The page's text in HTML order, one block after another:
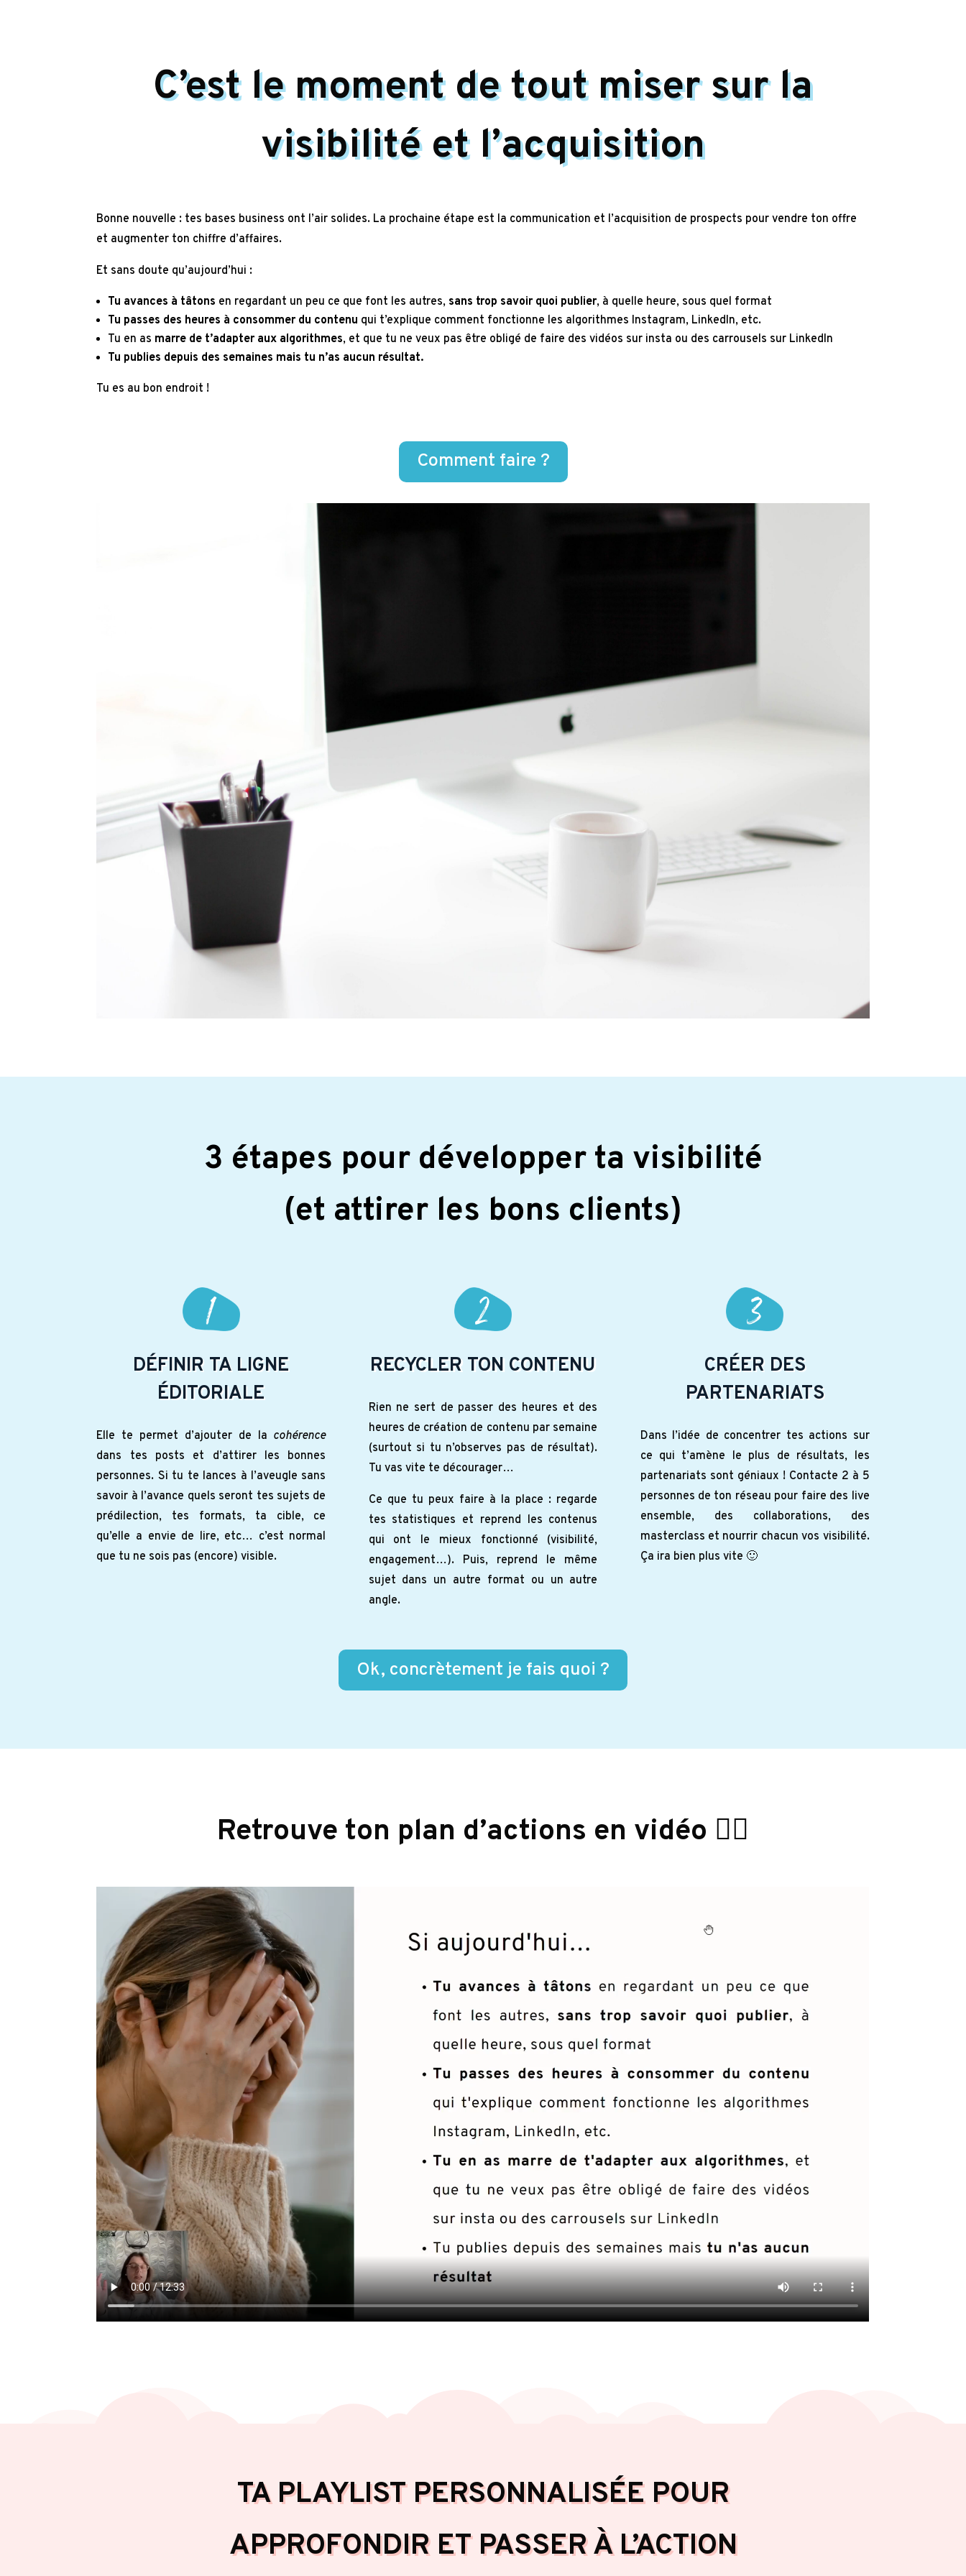
C’est le moment de tout miser sur la
visibilité et l’acquisition
Bonne nouvelle : tes bases business ont l’air solides. La prochaine étape est la communication et l’acquisition de prospects pour vendre ton offre
et augmenter ton chiffre d’affaires.
Et sans doute qu’aujourd’hui :
Tu avances à tâtons en regardant un peu ce que font les autres, sans trop savoir quoi publier, à quelle heure, sous quel format
Tu passes des heures à consommer du contenu qui t’explique comment fonctionne les algorithmes Instagram, LinkedIn, etc.
Tu en as marre de t’adapter aux algorithmes, et que tu ne veux pas être obligé de faire des vidéos sur insta ou des carrousels sur LinkedIn
Tu publies depuis des semaines mais tu n’as aucun résultat.
Tu es au bon endroit !
Comment faire ?
3 étapes pour développer ta visibilité
(et attirer les bons clients)
DÉFINIR TA LIGNE
ÉDITORIALE
Elle te permet d’ajouter de la cohérence
dans tes posts et d’attirer les bonnes
personnes. Si tu te lances à l’aveugle sans
savoir à l’avance quels seront tes sujets de
prédilection, tes formats, ta cible, ce
qu’elle a envie de lire, etc… c’est normal
que tu ne sois pas (encore) visible.
RECYCLER TON CONTENU
Rien ne sert de passer des heures et des
heures de création de contenu par semaine
(surtout si tu n’observes pas de résultat).
Tu vas vite te décourager…
Ce que tu peux faire à la place : regarde
tes statistiques et reprend les contenus
qui ont le mieux fonctionné (visibilité,
engagement…). Puis, reprend le même
sujet dans un autre format ou un autre
angle.
CRÉER DES
PARTENARIATS
Dans l’idée de concentrer tes actions sur
ce qui t’amène le plus de résultats, les
partenariats sont géniaux ! Contacte 2 à 5
personnes de ton réseau pour faire des live
ensemble, des collaborations, des
masterclass et nourrir chacun vos visibilité.
Ça ira bien plus vite 🙂
Ok, concrètement je fais quoi ?
Retrouve ton plan d’actions en vidéo 👇🏼
TA PLAYLIST PERSONNALISÉE POUR
APPROFONDIR ET PASSER À L’ACTION